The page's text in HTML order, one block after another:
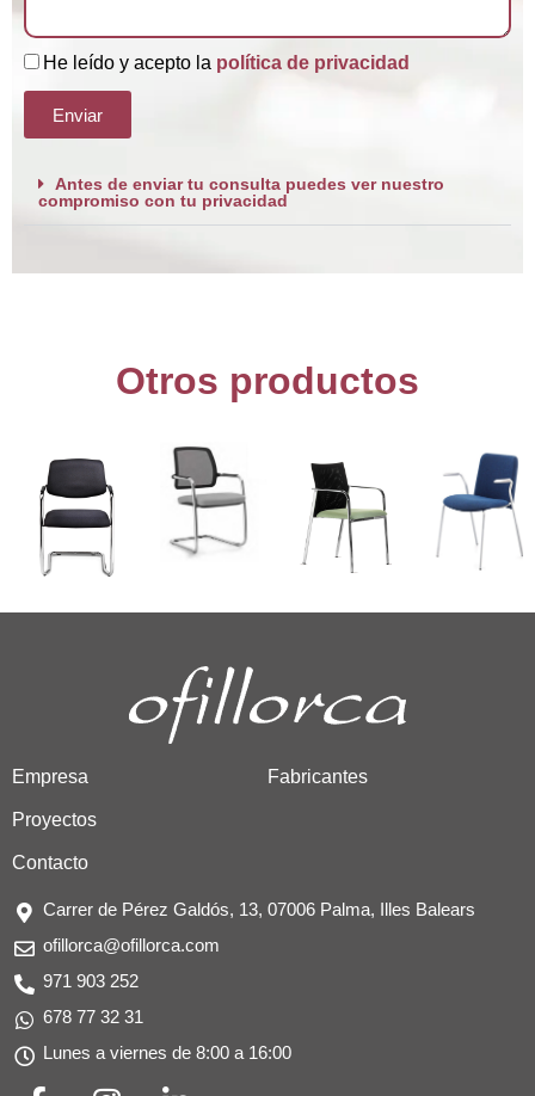
He leído y acepto la política de privacidad
Enviar
Antes de enviar tu consulta puedes ver nuestro
compromiso con tu privacidad
Otros productos
Empresa Fabricantes
Proyectos
Contacto
Carrer de Pérez Galdós, 13, 07006 Palma, Illes Balears
ofillorca@ofillorca.com
971 903 252
678 77 32 31
Lunes a viernes de 8:00 a 16:00
F